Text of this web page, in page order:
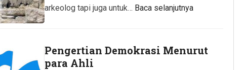
arkeolog tapi juga untuk… Baca selanjutnya
Pengertian Demokrasi Menurut
para Ahli